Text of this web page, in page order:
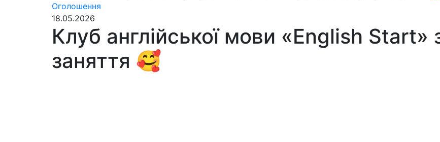
Оголошення
18.05.2026
Клуб англійської мови «English Start»
заняття 🥰